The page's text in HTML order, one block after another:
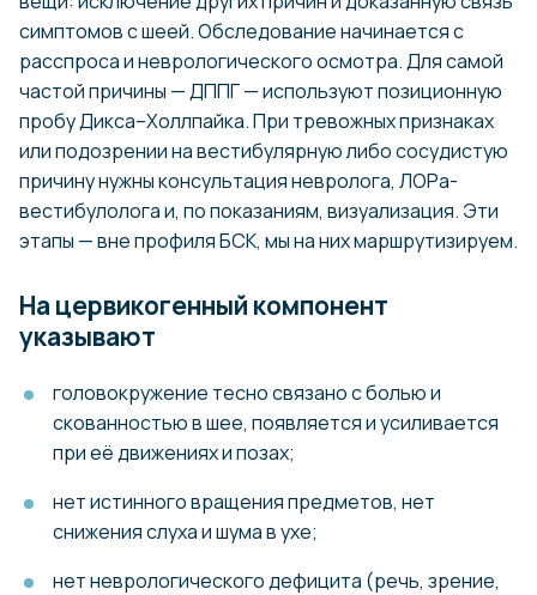
симптомов с шеей. Обследование начинается с
расспроса и неврологического осмотра. Для самой
частой причины — ДППГ — используют позиционную
пробу Дикса–Холлпайка. При тревожных признаках
или подозрении на вестибулярную либо сосудистую
причину нужны консультация невролога, ЛОРа-
вестибулолога и, по показаниям, визуализация. Эти
этапы — вне профиля БСК, мы на них маршрутизируем.
На цервикогенный компонент
указывают
головокружение тесно связано с болью и
скованностью в шее, появляется и усиливается
при её движениях и позах;
нет истинного вращения предметов, нет
снижения слуха и шума в ухе;
нет неврологического дефицита (речь, зрение,